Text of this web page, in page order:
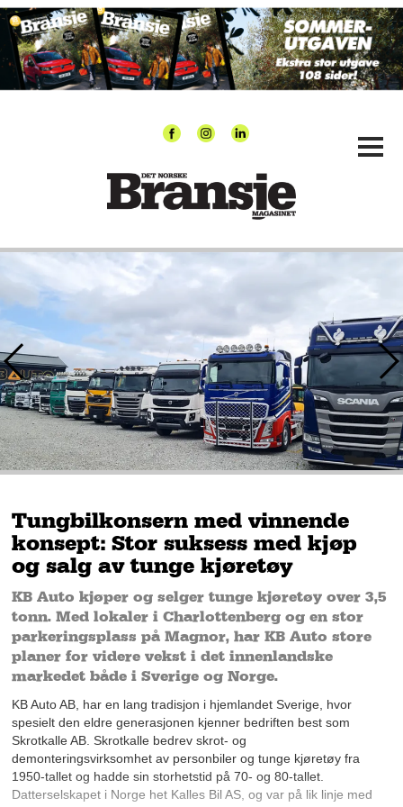
Tungbilkonsern med vinnende
konsept: Stor suksess med kjøp
og salg av tunge kjøretøy
KB Auto kjøper og selger tunge kjøretøy over 3,5
tonn. Med lokaler i Charlottenberg og en stor
parkeringsplass på Magnor, har KB Auto store
planer for videre vekst i det innenlandske
markedet både i Sverige og Norge.
KB Auto AB, har en lang tradisjon i hjemlandet Sverige, hvor
spesielt den eldre generasjonen kjenner bedriften best som
Skrotkalle AB. Skrotkalle bedrev skrot- og
demonteringsvirksomhet av personbiler og tunge kjøretøy fra
1950-tallet og hadde sin storhetstid på 70- og 80-tallet.
Datterselskapet i Norge het Kalles Bil AS, og var på lik linje med